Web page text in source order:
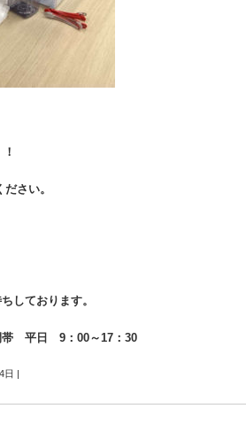
さい。
しております。
帯 平日 9：00～17：30
日 |